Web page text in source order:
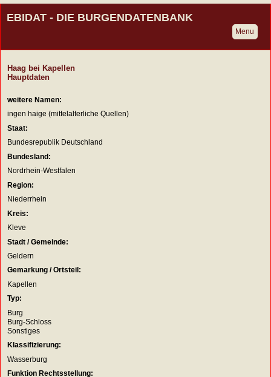
EBIDAT - DIE BURGENDATENBANK
Menu
Haag bei Kapellen
Hauptdaten
weitere Namen:
ingen haige (mittelalterliche Quellen)
Staat:
Bundesrepublik Deutschland
Bundesland:
Nordrhein-Westfalen
Region:
Niederrhein
Kreis:
Kleve
Stadt / Gemeinde:
Geldern
Gemarkung / Ortsteil:
Kapellen
Typ:
Burg
Burg-Schloss
Sonstiges
Klassifizierung:
Wasserburg
Funktion Rechtsstellung: